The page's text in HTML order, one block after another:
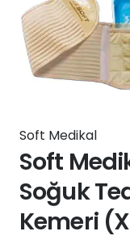
Soft Medikal
Soft
Soğuk
Kemeri